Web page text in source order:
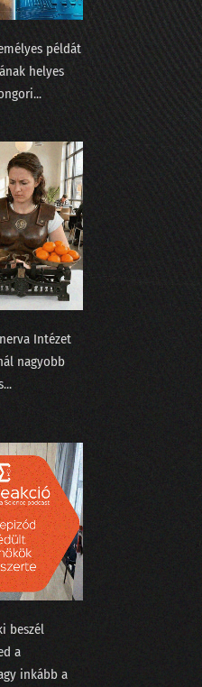
példát
helyes
Intézet⁠⁠
nagyobb
beszél
a
inkább a